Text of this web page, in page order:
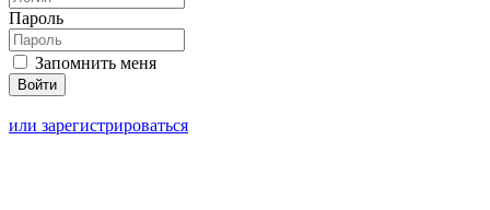
Пароль
Запомнить меня
или зарегистрироваться